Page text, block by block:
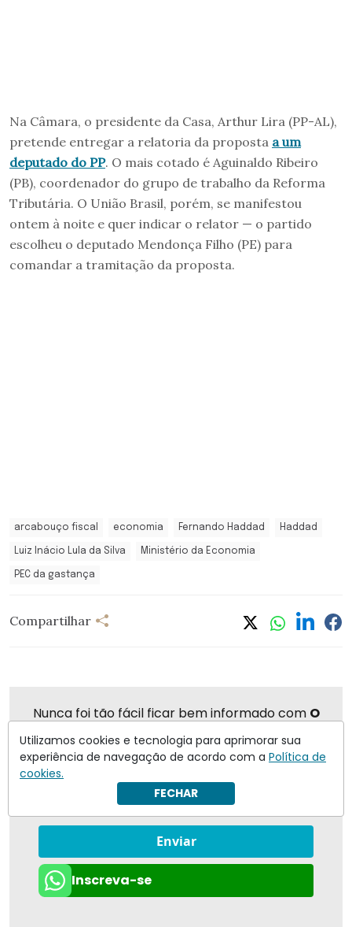
Na Câmara, o presidente da Casa, Arthur Lira (PP-AL),
pretende entregar a relatoria da proposta a um
deputado do PP. O mais cotado é Aguinaldo Ribeiro
(PB), coordenador do grupo de trabalho da Reforma
Tributária. O União Brasil, porém, se manifestou
ontem à noite e quer indicar o relator — o partido
escolheu o deputado Mendonça Filho (PE) para
comandar a tramitação da proposta.
arcabouço fiscal economia Fernando Haddad Haddad
Luiz Inácio Lula da Silva Ministério da Economia
PEC da gastança
Compartilhar
Nunca foi tão fácil ficar bem informado com O
Eu concordo em receber notificações | Para obter mais
Enviar
Inscreva-se
Utilizamos cookies e tecnologia para aprimorar sua
experiência de navegação de acordo com a Política de
cookies.
FECHAR